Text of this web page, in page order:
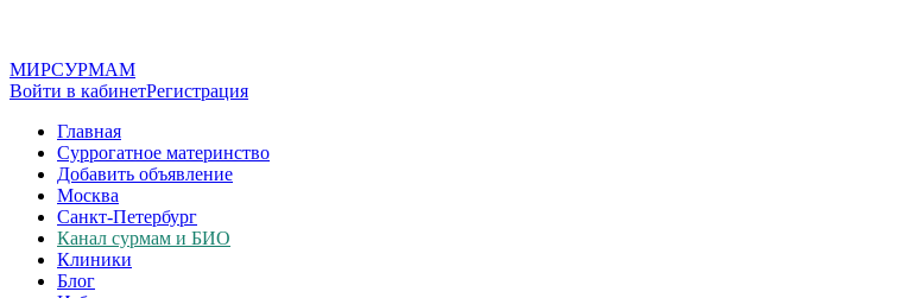
МИРСУРМАМ
Войти в кабинетРегистрация
Главная
Суррогатное материнство
Добавить объявление
Москва
Санкт-Петербург
Канал сурмам и БИО
Клиники
Блог